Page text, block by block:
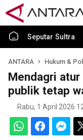
Seputar Sultra
ANTARA Hukum &
Mendagri atur
publik tetap
Rabu, 1 April 2026